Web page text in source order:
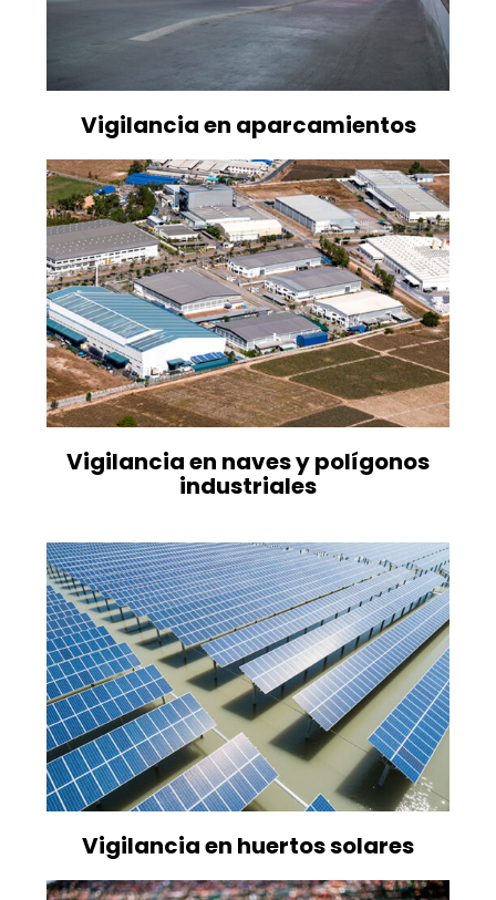
Vigilancia en aparcamientos
Vigilancia en naves y polígonos
industriales
Vigilancia en huertos solares